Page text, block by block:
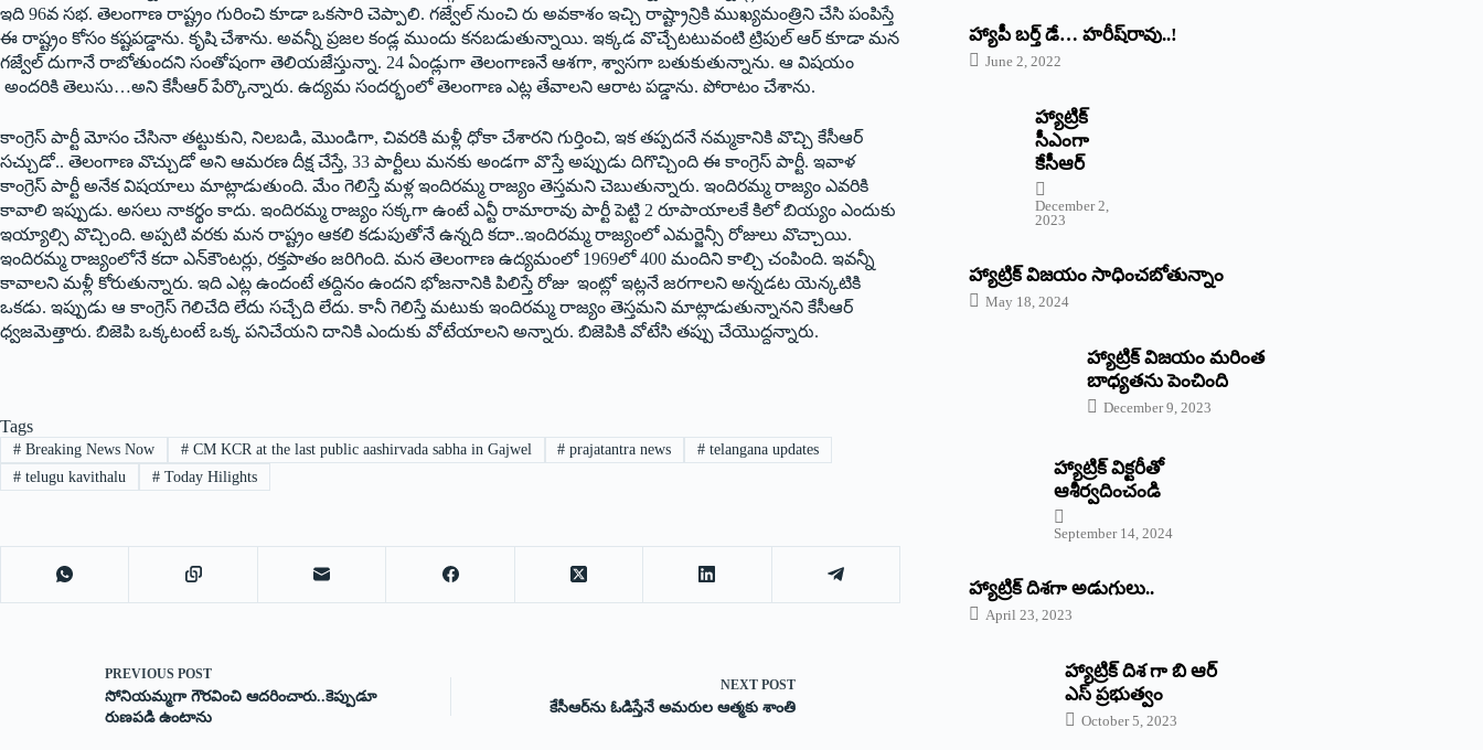
ఇది 96వ సభ. తెలంగాణ రాష్ట్రం గురించి కూడా ఒకసారి చెప్పాలి. గజ్వేల్‌ ‌నుంచి రు అవకాశం ఇచ్చి రాష్ట్రాన్రికి ముఖ్యమంత్రిని చేసి పంపిస్తే
ఈ రాష్ట్రం కోసం కష్టపడ్డాను. కృషి చేశాను. అవన్నీ ప్రజల కండ్ల ముందు కనబడుతున్నాయి. ఇక్కడ వొచ్చేటటువంటి ట్రిపుల్‌ ఆర్‌ ‌కూడా మన
గజ్వేల్‌ ‌దుగానే రాబోతుందని సంతోషంగా తెలియజేస్తున్నా. 24 ఏండ్లుగా తెలంగాణనే ఆశగా, శ్వాసగా బతుకుతున్నాను. ఆ విషయం
అందరికి తెలుసు…అని కేసీఆర్‌ ‌పేర్కొన్నారు. ఉద్యమ సందర్భంలో తెలంగాణ ఎట్ల తేవాలని ఆరాట పడ్డాను. పోరాటం చేశాను.
కాంగ్రెస్‌ ‌పార్టీ మోసం చేసినా తట్టుకుని, నిలబడి, మొండిగా, చివరకి మళ్లీ ధోకా చేశారని గుర్తించి, ఇక తప్పదనే నమ్మకానికి వొచ్చి కేసీఆర్‌
‌సచ్చుడో.. తెలంగాణ వొచ్చుడో అని ఆమరణ దీక్ష చేస్తే, 33 పార్టీలు మనకు అండగా వొస్తే అప్పుడు దిగొచ్చింది ఈ కాంగ్రెస్‌ ‌పార్టీ. ఇవాళ
కాంగ్రెస్‌ ‌పార్టీ అనేక విషయాలు మాట్లాడుతుంది. మేం గెలిస్తే మళ్ల ఇందిరమ్మ రాజ్యం తెస్తమని చెబుతున్నారు. ఇందిరమ్మ రాజ్యం ఎవరికి
కావాలి ఇప్పుడు. అసలు నాకర్థం కాదు. ఇందిరమ్మ రాజ్యం సక్కగా ఉంటే ఎన్టీ రామారావు పార్టీ పెట్టి 2 రూపాయాలకే కిలో బియ్యం ఎందుకు
ఇయ్యాల్సి వొచ్చింది. అప్పటి వరకు మన రాష్ట్రం ఆకలి కడుపుతోనే ఉన్నది కదా..ఇందిరమ్మ రాజ్యంలో ఎమర్జెన్సీ రోజులు వొచ్చాయి.
ఇందిరమ్మ రాజ్యంలోనే కదా ఎన్‌కౌంటర్లు, రక్తపాతం జరిగింది. మన తెలంగాణ ఉద్యమంలో 1969లో 400 మందిని కాల్చి చంపింది. ఇవన్నీ
కావాలని మళ్లీ కోరుతున్నారు. ఇది ఎట్ల ఉందంటే తద్దినం ఉందని భోజనానికి పిలిస్తే రోజు ఇంట్లో ఇట్లనే జరగాలని అన్నడట యెన్కటికి
ఒకడు. ఇప్పుడు ఆ కాంగ్రెస్‌ ‌గెలిచేది లేదు సచ్చేది లేదు. కానీ గెలిస్తే మటుకు ఇందిరమ్మ రాజ్యం తెస్తమని మాట్లాడుతున్నానని కేసీఆర్‌
‌ధ్వజమెత్తారు. బిజెపి ఒక్కటంటే ఒక్క పనిచేయని దానికి ఎందుకు వోటేయాలని అన్నారు. బిజెపికి వోటేసి తప్పు చేయొద్దన్నారు.
Tags
#Breaking News Now #CM KCR at the last public aashirvada sabha in Gajwel # prajatantra news # telangana updates
#telugu kavithalu #Today Hilights
PREVIOUS POST
సోనియమ్మగా గౌరవించి ఆదరించారు..కెప్పుడూ
రుణపడి ఉంటాను
NEXTPOST
కేసీఆర్‌ను ఓడిస్తేనే అమరుల ఆత్మకు శాంతి
హ్యాపీ బర్త్ ‌డే… హరీష్‌రావు..!
June 2, 2022
హ్యాట్రిక్‌
‌సీఎంగా
కేసీఆర్‌
December 2,
2023
హ్యాట్రిక్‌ విజయం సాధించబోతున్నాం
May 18, 2024
హ్యాట్రిక్ విజయం మరింత
బాధ్యతను పెంచింది
December 9, 2023
హ్యాట్రిక్‌ ‌విక్టరీతో
ఆశీర్వదించండి
September 14, 2024
‌హ్యాట్రిక్‌ ‌దిశగా అడుగులు..
April 23, 2023
హ్యాట్రిక్ దిశ గా బి ఆర్
ఎస్ ప్రభుత్వం
October 5, 2023